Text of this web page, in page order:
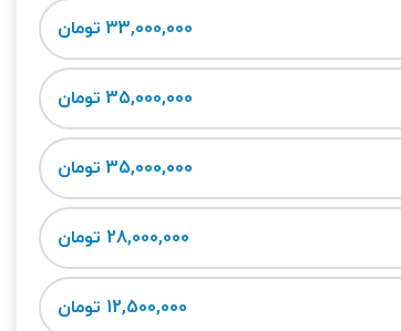
33,000,000 تومان
35,000,000 تومان
35,000,000 تومان
28,000,000 تومان
12,500,000 تومان